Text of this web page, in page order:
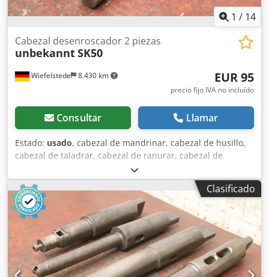
1 / 14
Wiefelstede 8.430 km
Cabezal desenroscador 2 piezas
unbekanntSK50
EUR 95
precio fijo IVA no incluído
Consultar Llamar
Estado: usado, cabezal de mandrinar, cabezal de husillo,
cabezal de taladrar, cabezal de ranurar, cabezal de
ranurar, cabezal de taladrar por husillo, cabezal de
mandrinar, herramienta de husillo, cabezal de refrentar y
mandrinar -Cabezal de mandrinar: soporte SK50 2 piezas -
Portaherramientas: ver fotos -Tamaño del eje: Ø 35 x 250
mm / Ø 49 x 250 mm -Precio/entrega: completo -
Dimensiones de transporte: 410/200/H100 mm -Peso total:
10,8 kg Dwjdpfsvahczox Algja
Clasificado